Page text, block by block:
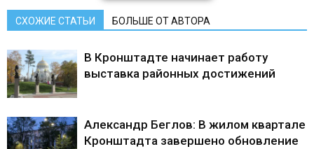
СХОЖИЕ СТАТЬИ БОЛЬШЕ ОТ АВТОРА
В Кронштадте начинает работу
выставка районных достижений
Александр Беглов: В жилом квартале
Кронштадта завершено обновление